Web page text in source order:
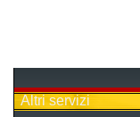
Altri servizi